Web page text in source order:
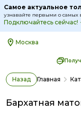
Самое актуальное
узнавайте первыми о самых
Подключайтесь сейчас!
Москва
Назад Главная
Бархатная
Бархатная матовая